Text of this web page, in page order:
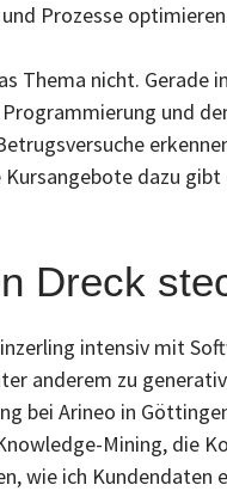
Prozesse
Thema nicht.
und
dazu
Dreck
intensiv mit
anderem zu
bei Arineo in
Mining, die
wie ich